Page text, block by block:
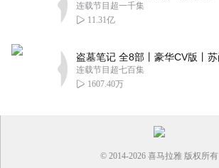
连载节目超一千集
11.31亿
连载节目超七百集
1607.40万
© 2014-2026 喜马拉雅 版权所有